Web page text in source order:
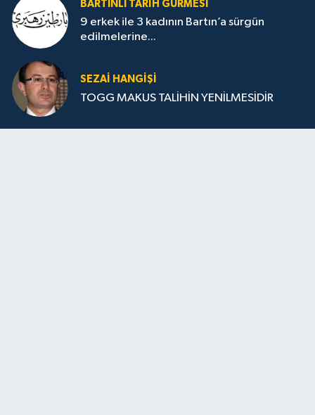
BARTINLI TARIH GURMESI
9 erkek ile 3 kadının Bartın’a sürgün
edilmelerine...
SEZAI HANGİŞİ
TOGG MAKUS TALİHİN YENİLMESİDİR